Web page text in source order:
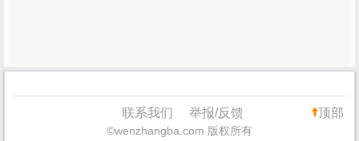
顶部
联系我们 举报/反馈
©wenzhangba.com 版权所有